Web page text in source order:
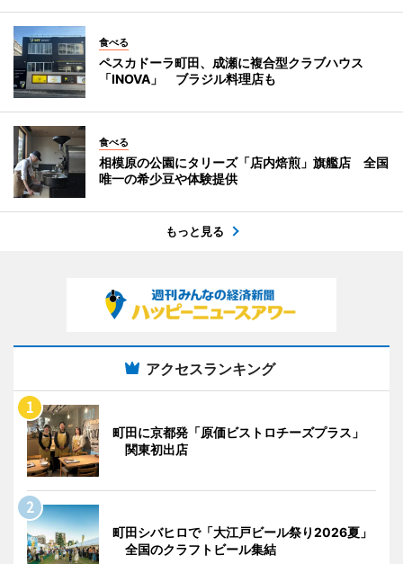
食べる
ペスカドーラ町田、成瀬に複合型クラブハウス
「INOVA」 ブラジル料理店も
食べる
相模原の公園にタリーズ「店内焙煎」旗艦店 全国
唯一の希少豆や体験提供
もっと見る
アクセスランキング
町田に京都発「原価ビストロチーズプラス」
関東初出店
町田シバヒロで「大江戸ビール祭り2026夏」
全国のクラフトビール集結